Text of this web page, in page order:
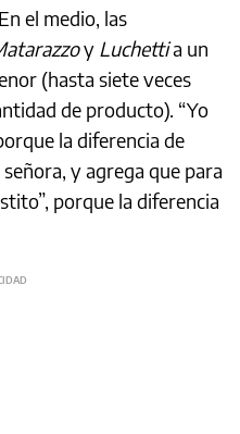
el medio, las
y Luchettia un
(hasta siete veces
de producto). “Yo
la diferencia de
y agrega que para
porque la diferencia